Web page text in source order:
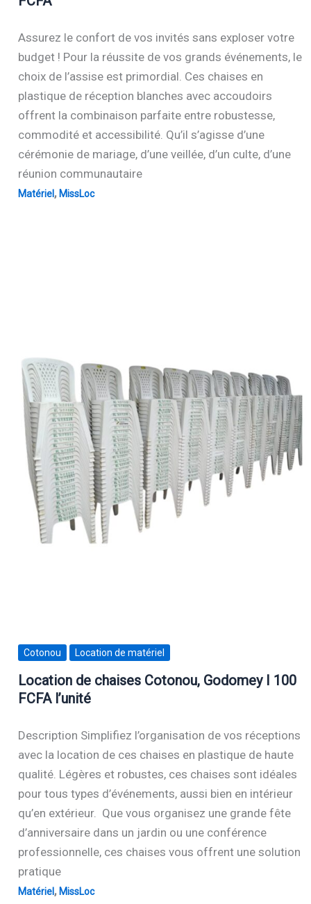
Assurez le confort de vos invités sans exploser votre
budget ! Pour la réussite de vos grands événements, le
choix de l’assise est primordial. Ces chaises en
plastique de réception blanches avec accoudoirs
offrent la combinaison parfaite entre robustesse,
commodité et accessibilité. Qu’il s’agisse d’une
cérémonie de mariage, d’une veillée, d’un culte, d’une
réunion communautaire
Matériel, MissLoc
Cotonou Location de matériel
Location de chaises Cotonou, Godomey I 100
FCFA l’unité
Description Simplifiez l’organisation de vos réceptions
avec la location de ces chaises en plastique de haute
qualité. Légères et robustes, ces chaises sont idéales
pour tous types d’événements, aussi bien en intérieur
qu’en extérieur. Que vous organisez une grande fête
d’anniversaire dans un jardin ou une conférence
professionnelle, ces chaises vous offrent une solution
pratique
Matériel, MissLoc